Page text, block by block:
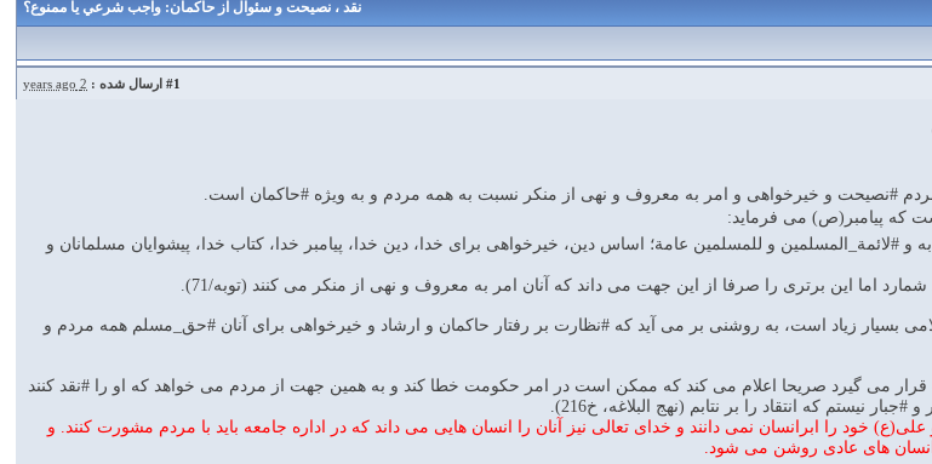
نقد ، نصيحت و سئوال از حاكمان: واجب شرعي يا ممنوع؟
#1 ارسال شده : 2 years ago
#نصیحت و خیرخواهی و امر به معروف و نهی از منکر نسبت به همه مردم و به ویژه #حاکمان است.
که پیامبر(ص) می فرماید:
و #لائمة_المسلمین و للمسلمین عامة؛ اساس دین، خیرخواهی برای خدا، دین خدا، پیامبر خدا، کتاب خدا، پیشوایان مسلمانان و
اما این برتری را صرفا از این جهت می داند که آنان امر به معروف و نهی از منکر می کنند (توبه/71).
بسیار زیاد است، به روشنی بر می آید که #نظارت بر رفتار حاکمان و ارشاد و خیرخواهی برای آنان #حق_مسلم همه مردم و
می گیرد صریحا اعلام می کند که ممکن است در امر حکومت خطا کند و به همین جهت از مردم می خواهد که او را #نقد کنند
نیستم که انتقاد را بر نتابم (نهج البلاغه، خ216).
خود را ابرانسان نمی دانند و خدای تعالی نیز آنان را انسان هایی می داند که در اداره جامعه باید با مردم مشورت کنند. و
های عادی روشن می شود.